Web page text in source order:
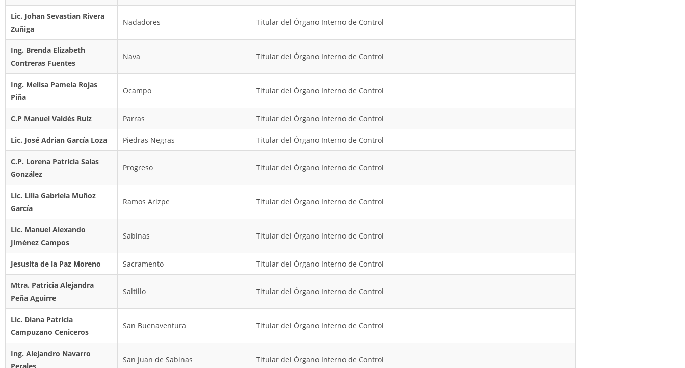
Lic. Johan Sevastian Rivera
Zuñiga
Nadadores Titular del Órgano Interno de Control
Ing. Brenda Elizabeth
Contreras Fuentes
Nava Titular del Órgano Interno de Control
Ing. Melisa Pamela Rojas
Piña
Ocampo Titular del Órgano Interno de Control
C.P Manuel Valdés Ruiz Parras Titular del Órgano Interno de Control
Lic. José Adrian García Loza Piedras Negras Titular del Órgano Interno de Control
C.P. Lorena Patricia Salas
González
Progreso Titular del Órgano Interno de Control
Lic. Lilia Gabriela Muñoz
García
Ramos Arizpe Titular del Órgano Interno de Control
Lic. Manuel Alexando
Jiménez Campos
Sabinas Titular del Órgano Interno de Control
Jesusita de la Paz Moreno Sacramento Titular del Órgano Interno de Control
Mtra. Patricia Alejandra
Peña Aguirre
Saltillo Titular del Órgano Interno de Control
Lic. Diana Patricia
Campuzano Ceniceros
San Buenaventura Titular del Órgano Interno de Control
Ing. Alejandro Navarro
San Juan de Sabinas Titular del Órgano Interno de Control